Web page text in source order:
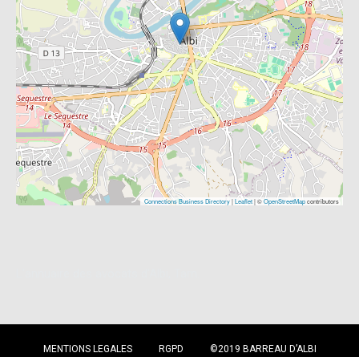
Connections Business Directory|Leaflet| ©OpenStreetMapcontributors
MENTIONS LEGALES RGPD ©2019 BARREAU D’ALBI